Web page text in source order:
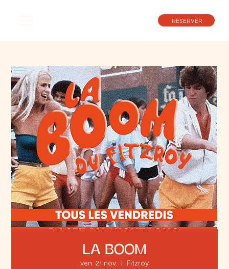
RÉSERVER
LA BOOM
ven. 21 nov.
  |
Fitzroy